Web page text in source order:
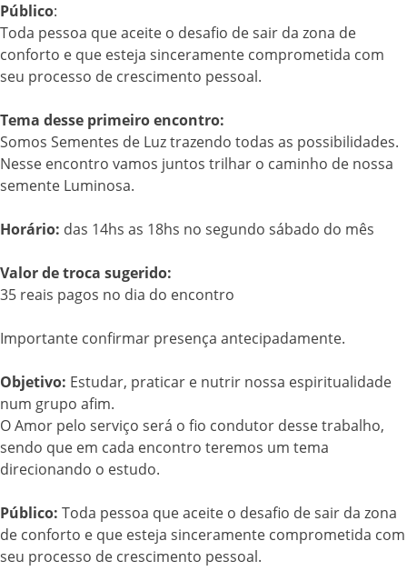
Público:
Toda pessoa que aceite o desafio de sair da zona de
conforto e que esteja sinceramente comprometida com
seu processo de crescimento pessoal.
Tema desse primeiro encontro:
Somos Sementes de Luz trazendo todas as possibilidades.
Nesse encontro vamos juntos trilhar o caminho de nossa
semente Luminosa.
Horário: das 14hs as 18hs no segundo sábado do mês
Valor de troca sugerido:
35 reais pagos no dia do encontro
Importante confirmar presença antecipadamente.
Objetivo: Estudar, praticar e nutrir nossa espiritualidade
num grupo afim.
O Amor pelo serviço será o fio condutor desse trabalho,
sendo que em cada encontro teremos um tema
direcionando o estudo.
Público: Toda pessoa que aceite o desafio de sair da zona
de conforto e que esteja sinceramente comprometida com
seu processo de crescimento pessoal.